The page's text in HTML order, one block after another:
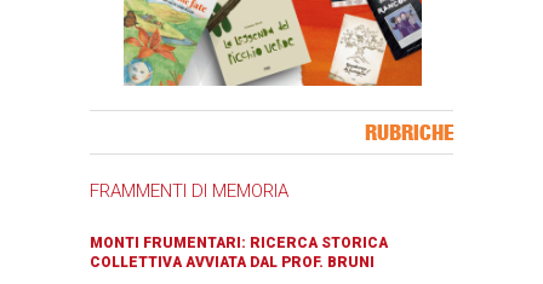
RUBRICHE
FRAMMENTI DI MEMORIA
MONTI FRUMENTARI: RICERCA STORICA
COLLETTIVA AVVIATA DAL PROF. BRUNI